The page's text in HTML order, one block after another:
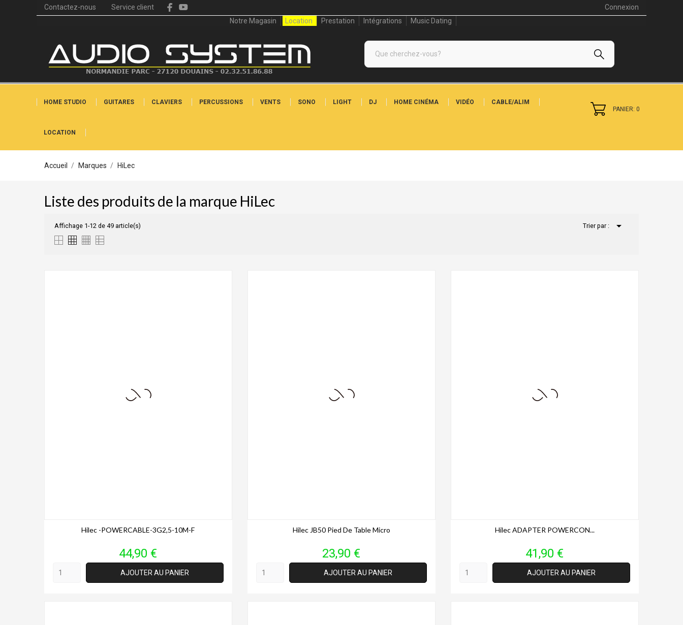
Contactez-nous Service client
Connexion
Notre Magasin
Location Prestation Intégrations Music Dating
HOME STUDIO GUITARES CLAVIERS PERCUSSIONS VENTS SONO LIGHT DJ HOME CINÉMA VIDÉO CABLE/ALIM
LOCATION
PANIER: 0
Accueil Marques HiLec
Liste des produits de la marque HiLec
Affichage 1-12 de 49 article(s) Trier par : 
Hilec -POWERCABLE-3G2,5-10M-F
Prix
44,90 €
AJOUTER AU PANIER
Hilec JB50 Pied De Table Micro
Prix
23,90 €
AJOUTER AU PANIER
Hilec ADAPTER POWERCON...
Prix
41,90 €
AJOUTER AU PANIER